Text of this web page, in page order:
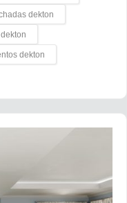
dekton
dekton